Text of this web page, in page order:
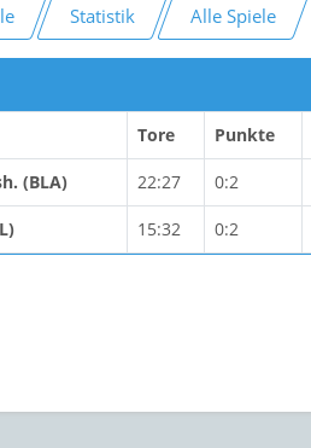
Statistik Alle Spiele
Tore Punkte
(BLA) 22:27 0:2
15:32 0:2